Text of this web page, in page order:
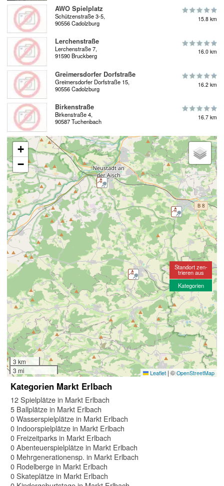
AWO Spielplatz
Schützenstraße 3-5,
90556 Cadolzburg
15.8 km
Lerchenstraße
Lerchenstraße 7,
91590 Bruckberg
16.0 km
Greimersdorfer Dorfstraße
Greimersdorfer Dorfstraße 15,
90556 Cadolzburg
16.2 km
Birkenstraße
Birkenstraße 4,
90587 Tuchenbach
16.7 km
+
−
3 km
3 mi
Leaflet |©OpenStreetMap
Standort zen-
trieren aus
Kategorien
Kategorien Markt Erlbach
12 Spielplätze in Markt Erlbach
5 Ballplätze in Markt Erlbach
0 Wasserspielplätze in Markt Erlbach
0 Indoorspielplätze in Markt Erlbach
0 Freizeitparks in Markt Erlbach
0 Abenteuerspielplätze in Markt Erlbach
0 Mehrgenerationensp. in Markt Erlbach
0 Rodelberge in Markt Erlbach
0 Skateplätze in Markt Erlbach